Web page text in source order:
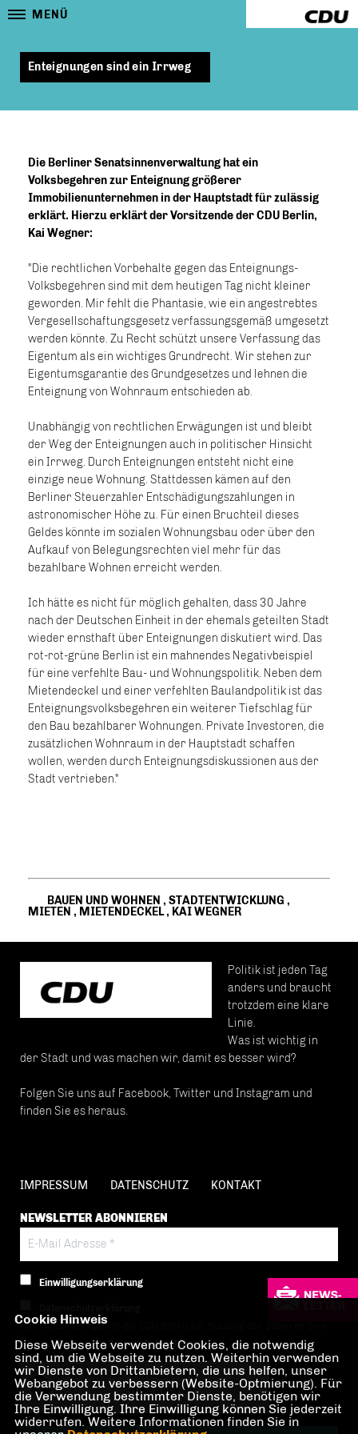
MENÜ
Enteignungen sind ein Irrweg
Die Berliner Senatsinnenverwaltung hat ein
Volksbegehren zur Enteignung größerer
Immobilienunternehmen in der Hauptstadt für zulässig
erklärt. Hierzu erklärt der Vorsitzende der CDU Berlin,
Kai Wegner:
"Die rechtlichen Vorbehalte gegen das Enteignungs-
Volksbegehren sind mit dem heutigen Tag nicht kleiner
geworden. Mir fehlt die Phantasie, wie ein angestrebtes
Vergesellschaftungsgesetz verfassungsgemäß umgesetzt
werden könnte. Zu Recht schützt unsere Verfassung das
Eigentum als ein wichtiges Grundrecht. Wir stehen zur
Eigentumsgarantie des Grundgesetzes und lehnen die
Enteignung von Wohnraum entschieden ab.
Unabhängig von rechtlichen Erwägungen ist und bleibt
der Weg der Enteignungen auch in politischer Hinsicht
ein Irrweg. Durch Enteignungen entsteht nicht eine
einzige neue Wohnung. Stattdessen kämen auf den
Berliner Steuerzahler Entschädigungszahlungen in
astronomischer Höhe zu. Für einen Bruchteil dieses
Geldes könnte im sozialen Wohnungsbau oder über den
Aufkauf von Belegungsrechten viel mehr für das
bezahlbare Wohnen erreicht werden.
Ich hätte es nicht für möglich gehalten, dass 30 Jahre
nach der Deutschen Einheit in der ehemals geteilten Stadt
wieder ernsthaft über Enteignungen diskutiert wird. Das
rot-rot-grüne Berlin ist ein mahnendes Negativbeispiel
für eine verfehlte Bau- und Wohnungspolitik. Neben dem
Mietendeckel und einer verfehlten Baulandpolitik ist das
Enteignungsvolksbegehren ein weiterer Tiefschlag für
den Bau bezahlbarer Wohnungen. Private Investoren, die
zusätzlichen Wohnraum in der Hauptstadt schaffen
wollen, werden durch Enteignungsdiskussionen aus der
Stadt vertrieben."
BAUEN UND WOHNEN , STADTENTWICKLUNG ,
MIETEN , MIETENDECKEL, KAI WEGNER
Politik ist jeden Tag
anders und braucht
trotzdem eine klare
Linie.
Was ist wichtig in
der Stadt und was machen wir, damit es besser wird?
Folgen Sie uns auf Facebook, Twitter und Instagram und
finden Sie es heraus.
IMPRESSUM DATENSCHUTZ KONTAKT
NEWSLETTER ABONNIEREN
Einwilligungserklärung
Hiermit berechtige ich die CDU Berlin zur Nutzung der Daten im Sinn
der nachfolgenden Datenschutzerklärung.*
Anti-Roboter-Verifizierung
Hier klicken
Friendly Captcha ⇗
Cookie Hinweis
Diese Webseite verwendet Cookies, die notwendig
sind, um die Webseite zu nutzen. Weiterhin verwenden
wir Dienste von Drittanbietern, die uns helfen, unser
Webangebot zu verbessern (Website-Optmierung). Für
die Verwendung bestimmter Dienste, benötigen wir
Ihre Einwilligung. Ihre Einwilligung können Sie jederzeit
widerrufen. Weitere Informationen finden Sie in